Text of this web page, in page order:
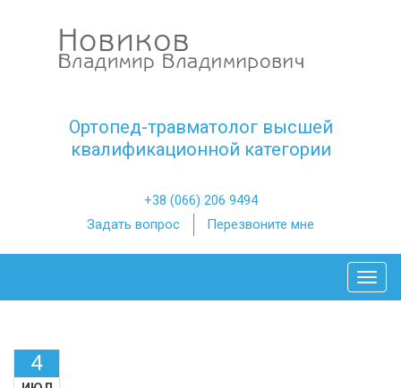
Ортопед-травматолог высшей
квалификационной категории
+38 (066) 206 9494
Задать вопрос
Перезвоните мне
4